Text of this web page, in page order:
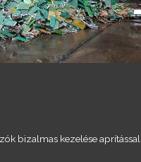
bizalmas kezelése aprítással